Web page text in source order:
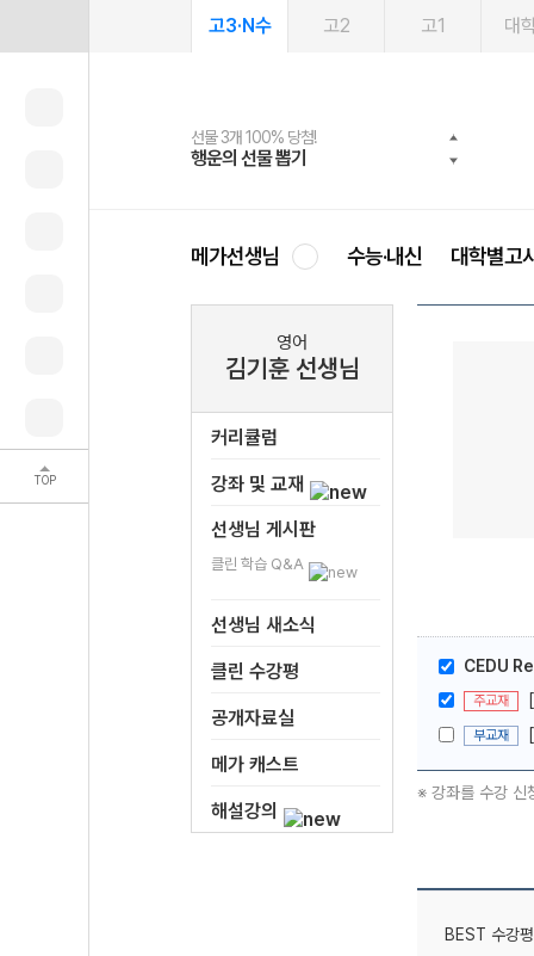
TOP
고3·N수 고2 고1 대
선물 3개 100% 당첨!
행운의 선물 뽑기
선물 100% 증정!
메가스터디 X 올리브
여름방학 스터디 캐시백
메가런 썸머스쿨
2027 러셀 단과
강사 공개선발
스마트러닝앱
설문 EVENT
메가패스
3일 무료 체험권
메가패스 수강생 무료혜택!
메가클럽 멤버십
사회공헌 캠페인
희망이룸 메가나눔
메가선생님 수능·내신 대학별고
영어
김기훈 선생님
커리큘럼
강좌 및 교재
선생님 게시판
클린 학습 Q&A
선생님 새소식
클린 수강평
공개자료실
메가 캐스트
해설강의
CEDU
주교재
부교재
※ 강좌를 수강 신
BEST 수강평